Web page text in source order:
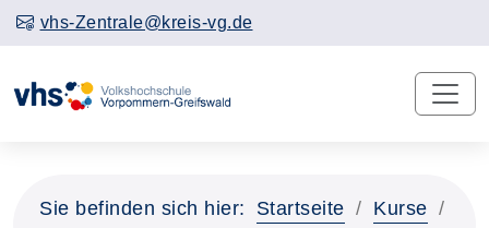
vhs-Zentrale@kreis-vg.de
Sie befinden sich hier: Startseite
Kurse